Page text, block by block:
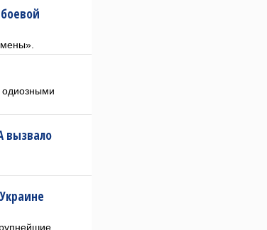
одиозными
вызвало